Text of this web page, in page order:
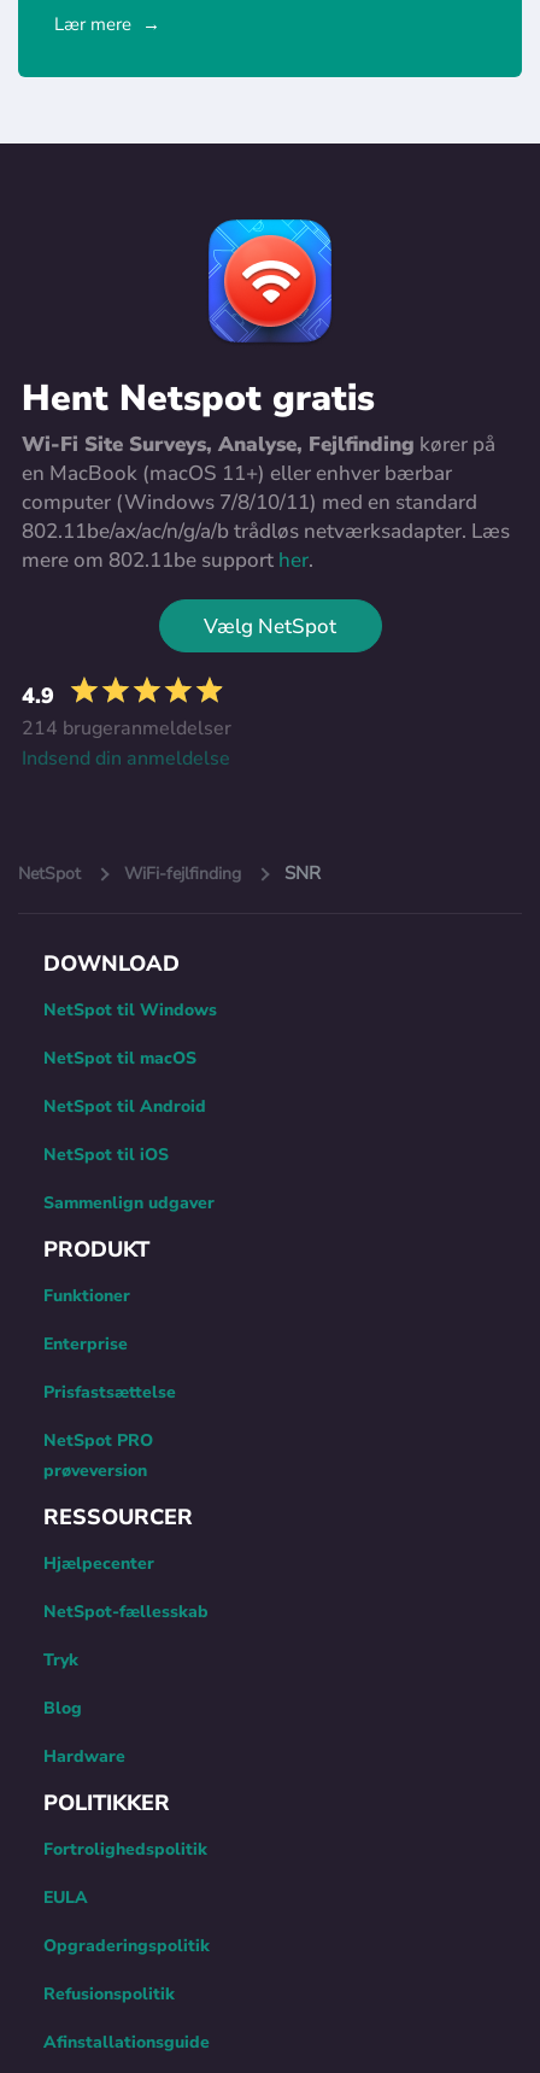
Lær mere
Hent Netspot gratis
Wi-Fi Site Surveys, Analyse, Fejlfinding kører på
en MacBook (macOS 11+) eller enhver bærbar
computer (Windows 7/8/10/11) med en standard
802.11be/ax/ac/n/g/a/b trådløs netværksadapter. Læs
mere om 802.11be support her.
Vælg NetSpot
4.9
214 brugeranmeldelser
Indsend din anmeldelse
NetSpot WiFi-fejlfinding SNR
DOWNLOAD
NetSpot til Windows
NetSpot til macOS
NetSpot til Android
NetSpot til iOS
Sammenlign udgaver
PRODUKT
Funktioner
Enterprise
Prisfastsættelse
NetSpot PRO
prøveversion
RESSOURCER
Hjælpecenter
NetSpot-fællesskab
Tryk
Blog
Hardware
POLITIKKER
Fortrolighedspolitik
EULA
Opgraderingspolitik
Refusionspolitik
Afinstallationsguide